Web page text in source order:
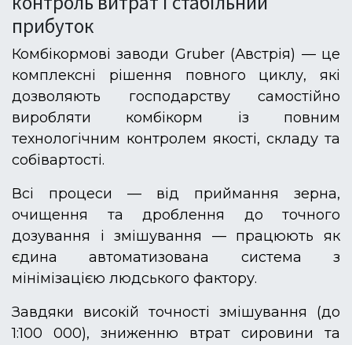
прибуток
Комбікормові заводи Gruber (Австрія) — це
комплексні рішення повного циклу, які
дозволяють господарству самостійно
виробляти комбікорм із повним
технологічним контролем якості, складу та
собівартості.
Всі процеси — від приймання зерна,
очищення та дроблення до точного
дозування і змішування — працюють як
єдина автоматизована система з
мінімізацією людського фактору.
Завдяки високій точності змішування (до
1:100 000), зниженню втрат сировини та